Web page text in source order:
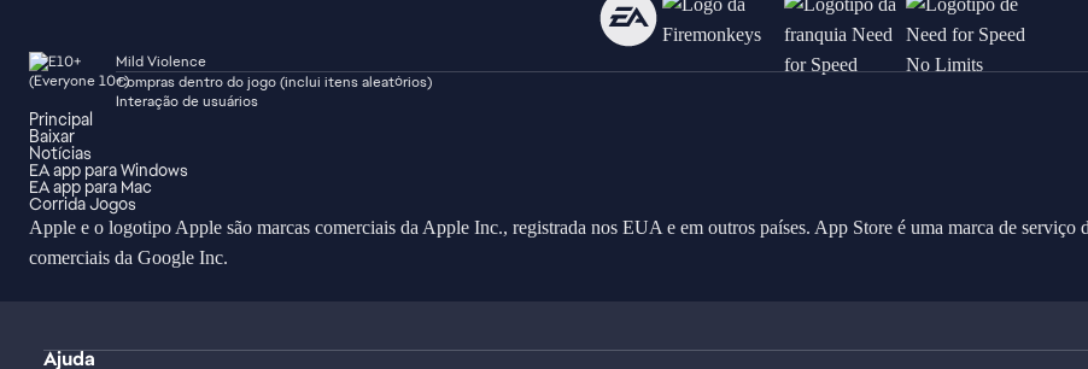
Mild Violence
Compras dentro do jogo (inclui itens aleatórios)
Interação de usuários
Principal
Baixar
Notícias
EA app para Windows
EA app para Mac
Corrida Jogos
Apple e o logotipo Apple são marcas comerciais da Apple Inc., registrada nos EUA e em outros países. App Store é uma marca de
comerciais da Google Inc.
Ajuda